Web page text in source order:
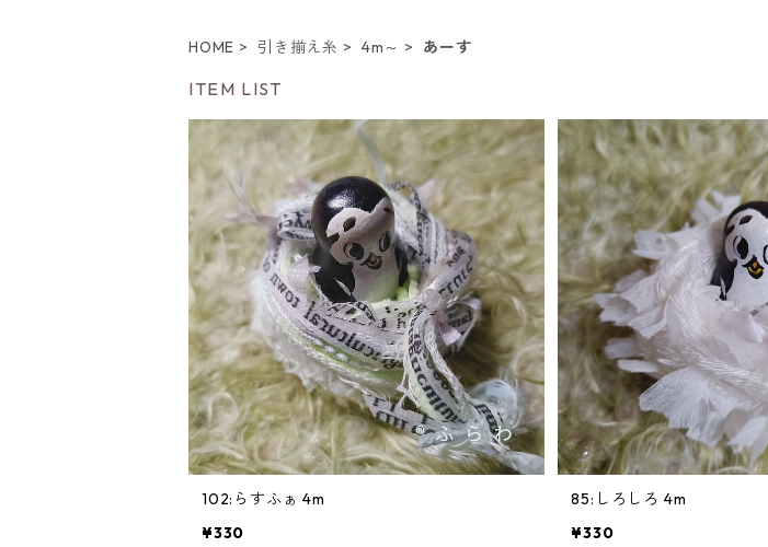
HOME 引き揃え糸 4m～ あーす
ITEM LIST
102:らすふぁ 4m
¥330
85:しろしろ 4m
¥330